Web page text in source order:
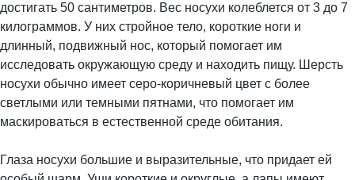
достигать 50 сантиметров. Вес носухи колеблется от 3 до 7
килограммов. У них стройное тело, короткие ноги и
длинный, подвижный нос, который помогает им
исследовать окружающую среду и находить пищу. Шерсть
носухи обычно имеет серо-коричневый цвет с более
светлыми или темными пятнами, что помогает им
маскироваться в естественной среде обитания.
Глаза носухи большие и выразительные, что придает ей